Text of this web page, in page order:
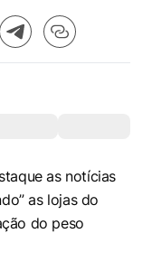
as notícias
as lojas do
do peso